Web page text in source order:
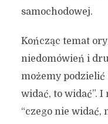
samochodowej.
Kończąc temat
niedomówień i
możemy podzielić
widać, to widać”.
“czego nie widać,